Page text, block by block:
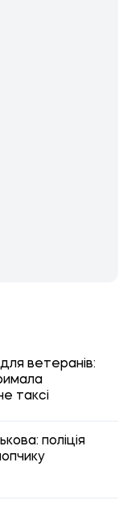
ветеранів:
таксі
поліція